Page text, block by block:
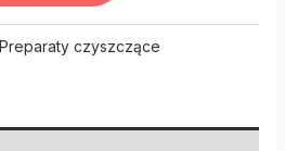
Preparaty czyszczące